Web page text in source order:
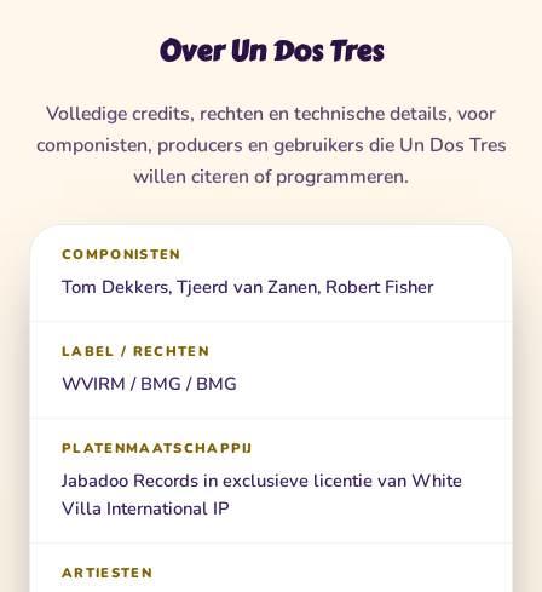
Over Un Dos Tres
Volledige credits, rechten en technische details, voor
componisten, producers en gebruikers die Un Dos Tres
willen citeren of programmeren.
COMPONISTEN
Tom Dekkers, Tjeerd van Zanen, Robert Fisher
LABEL / RECHTEN
WVIRM / BMG / BMG
PLATENMAATSCHAPPIJ
Jabadoo Records in exclusieve licentie van White
Villa International IP
ARTIESTEN